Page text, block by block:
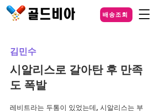
배송조회
김민수
시알리스로 갈아탄 후 만족
도 폭발
레비트라는 두통이 있었는데, 시알리스는 부